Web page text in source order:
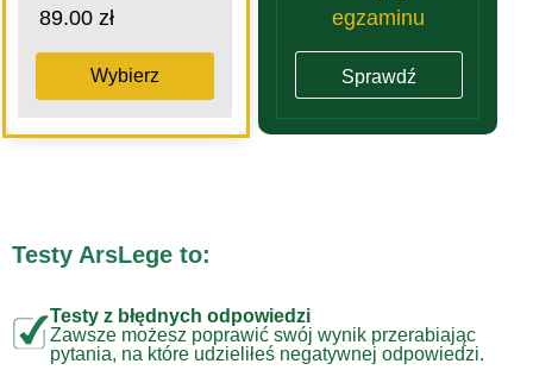
89.00 zł
Wybierz
egzaminu
Sprawdź
Testy ArsLege to:
Testy z błędnych odpowiedzi
Zawsze możesz poprawić swój wynik przerabiając
pytania, na które udzieliłeś negatywnej odpowiedzi.